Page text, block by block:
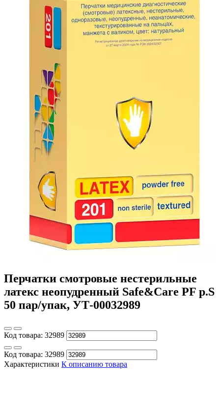
Перчатки смотровые нестерильные
латекс неопудренный Safe&Care PF р.S
50 пар/упак, УТ-00032989
Код товара: 32989
Код товара: 32989
Характеристики К описанию товара